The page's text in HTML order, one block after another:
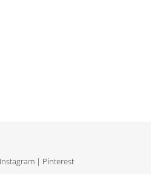
Instagram | Pinterest